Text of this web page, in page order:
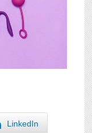
LinkedIn